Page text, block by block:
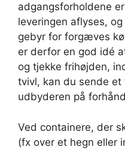
adgangsforholdene
leveringen aflyses,
gebyr for forgæves
er derfor en god idé
og tjekke frihøjden,
tvivl, kan du sende
udbyderen på
Ved containere, der
(fx over et hegn eller